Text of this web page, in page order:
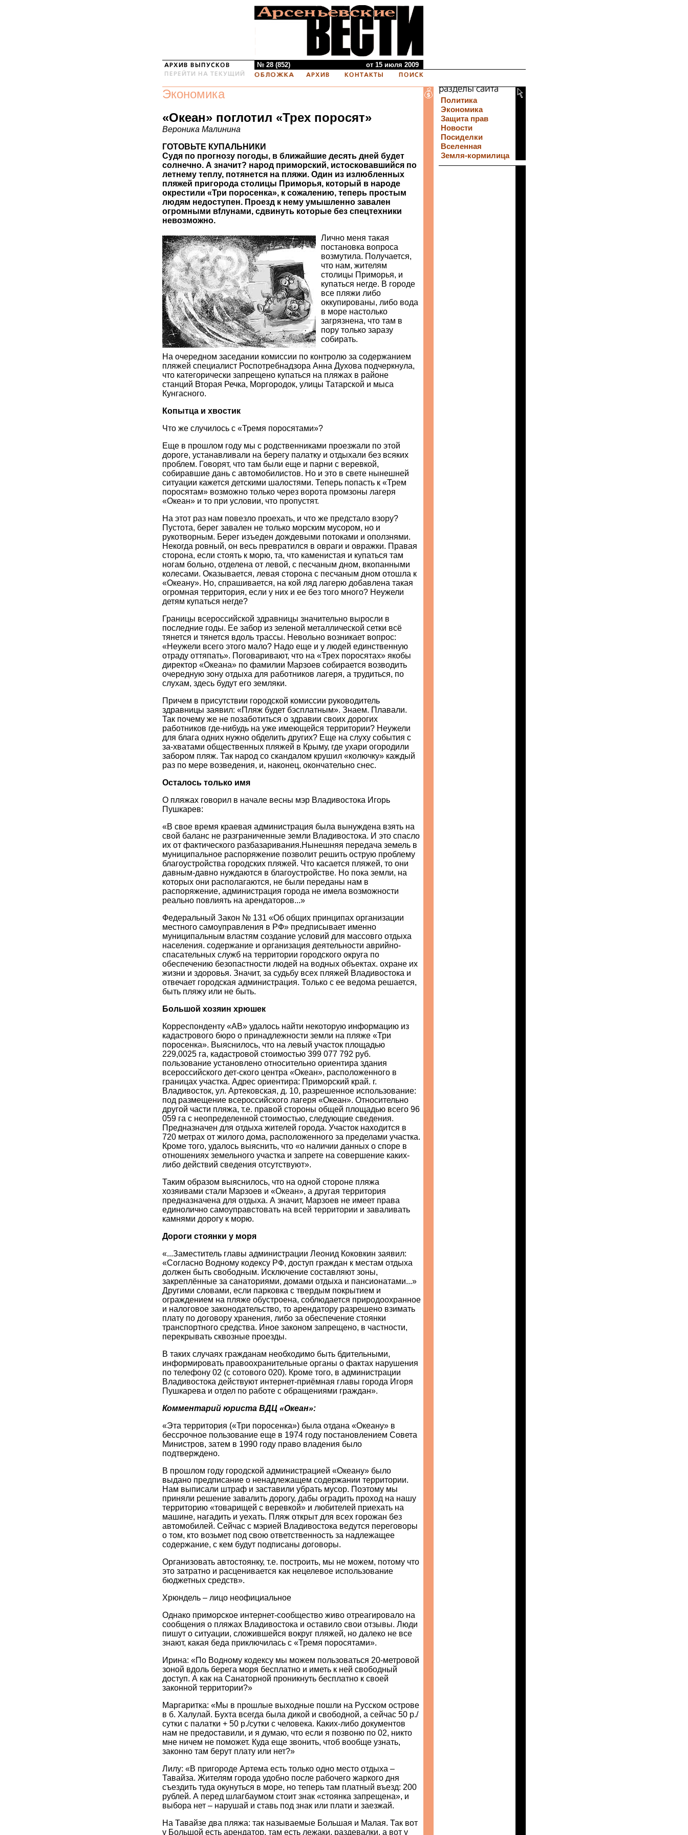
№ 28 (852) от 15 июля 2009
Экономика
«Океан» поглотил «Трех поросят»
Вероника Малинина
ГОТОВЬТЕ КУПАЛЬНИКИ
Судя по прогнозу погоды, в ближайшие десять дней будет
солнечно. А значит? народ приморский, истосковавшийся по
летнему теплу, потянется на пляжи. Один из излюбленных
пляжей пригорода столицы Приморья, который в народе
окрестили «Три поросенка», к сожалению, теперь простым
людям недоступен. Проезд к нему умышленно завален
огромными вfлунами, сдвинуть которые без спецтехники
невозможно.
Лично меня такая
постановка вопроса
возмутила. Получается,
что нам, жителям
столицы Приморья, и
купаться негде. В городе
все пляжи либо
оккупированы, либо вода
в море настолько
загрязнена, что там в
пору только заразу
собирать.
На очередном заседании комиссии по контролю за содержанием
пляжей специалист Роспотребнадзора Анна Духова подчеркнула,
что категорически запрещено купаться на пляжах в районе
станций Вторая Речка, Моргородок, улицы Татарской и мыса
Кунгасного.
Копытца и хвостик
Что же случилось с «Тремя поросятами»?
Еще в прошлом году мы с родственниками проезжали по этой
дороге, устанавливали на берегу палатку и отдыхали без всяких
проблем. Говорят, что там были еще и парни с веревкой,
собиравшие дань с автомобилистов. Но и это в свете нынешней
ситуации кажется детскими шалостями. Теперь попасть к «Трем
поросятам» возможно только через ворота промзоны лагеря
«Океан» и то при условии, что пропустят.
На этот раз нам повезло проехать, и что же предстало взору?
Пустота, берег завален не только морским мусором, но и
рукотворным. Берег изъеден дождевыми потоками и оползнями.
Некогда ровный, он весь превратился в овраги и овражки. Правая
сторона, если стоять к морю, та, что каменистая и купаться там
ногам больно, отделена от левой, с песчаным дном, вкопанными
колесами. Оказывается, левая сторона с песчаным дном отошла к
«Океану». Но, спрашивается, на кой ляд лагерю добавлена такая
огромная территория, если у них и ее без того много? Неужели
детям купаться негде?
Границы всероссийской здравницы значительно выросли в
последние годы. Ее забор из зеленой металлической сетки всё
тянется и тянется вдоль трассы. Невольно возникает вопрос:
«Неужели всего этого мало? Надо еще и у людей единственную
отраду оттяпать». Поговаривают, что на «Трех поросятах» якобы
директор «Океана» по фамилии Марзоев собирается возводить
очередную зону отдыха для работников лагеря, а трудиться, по
слухам, здесь будут его земляки.
Причем в присутствии городской комиссии руководитель
здравницы заявил: «Пляж будет бэсплатным». Знаем. Плавали.
Так почему же не позаботиться о здравии своих дорогих
работников где-нибудь на уже имеющейся территории? Неужели
для блага одних нужно обделить других? Еще на слуху события с
за-хватами общественных пляжей в Крыму, где ухари огородили
забором пляж. Так народ со скандалом крушил «колючку» каждый
раз по мере возведения, и, наконец, окончательно снес.
Осталось только имя
О пляжах говорил в начале весны мэр Владивостока Игорь
Пушкарев:
«В свое время краевая администрация была вынуждена взять на
свой баланс не разграниченные земли Владивостока. И это спасло
их от фактического разбазаривания.Нынешняя передача земель в
муниципальное распоряжение позволит решить острую проблему
благоустройства городских пляжей. Что касается пляжей, то они
давным-давно нуждаются в благоустройстве. Но пока земли, на
которых они располагаются, не были переданы нам в
распоряжение, администрация города не имела возможности
реально повлиять на арендаторов...»
Федеральный Закон № 131 «Об общих принципах организации
местного самоуправления в РФ» предписывает именно
муниципальным властям создание условий для массовго отдыха
населения. содержание и организация деятельности аврийно-
спасательных служб на территории городского округа по
обеспечению безопастности людей на водных объектах. охране их
жизни и здоровья. Значит, за судьбу всех пляжей Владивостока и
отвечает городская администрация. Только с ее ведома решается,
быть пляжу или не быть.
Большой хозяин хрюшек
Корреспонденту «АВ» удалось найти некоторую информацию из
кадастрового бюро о принадлежности земли на пляже «Три
поросенка». Выяснилось, что на левый участок площадью
229,0025 га, кадастровой стоимостью 399 077 792 руб.
пользование установлено относительно ориентира здания
всероссийского дет-ского центра «Океан», расположенного в
границах участка. Адрес ориентира: Приморский край. г.
Владивосток, ул. Артековская, д. 10, разрешенное использование:
под размещение всероссийского лагеря «Океан». Относительно
другой части пляжа, т.е. правой стороны общей площадью всего 96
059 га с неопределенной стоимостью, следующие сведения.
Предназначен для отдыха жителей города. Участок находится в
720 метрах от жилого дома, расположенного за пределами участка.
Кроме того, удалось выяснить, что «о наличии данных о споре в
отношениях земельного участка и запрете на совершение каких-
либо действий сведения отсутствуют».
Таким образом выяснилось, что на одной стороне пляжа
хозяивами стали Марзоев и «Океан», а другая территория
предназначена для отдыха. А значит, Марзоев не имеет права
единолично самоуправстовать на всей территории и заваливать
камнями дорогу к морю.
Дороги стоянки у моря
«...Заместитель главы администрации Леонид Коковкин заявил:
«Согласно Водному кодексу РФ, доступ граждан к местам отдыха
должен быть свободным. Исключение составляют зоны,
закреплённые за санаториями, домами отдыха и пансионатами...»
Другими словами, если парковка с твердым покрытием и
ограждением на пляже обустроена, соблюдается природоохранное
и налоговое законодательство, то арендатору разрешено взимать
плату по договору хранения, либо за обеспечение стоянки
транспортного средства. Иное законом запрещено, в частности,
перекрывать сквозные проезды.
В таких случаях гражданам необходимо быть бдительными,
информировать правоохранительные органы о фактах нарушения
по телефону 02 (с сотового 020). Кроме того, в администрации
Владивостока действуют интернет-приёмная главы города Игоря
Пушкарева и отдел по работе с обращениями граждан».
Комментарий юриста ВДЦ «Океан»:
«Эта территория («Три поросенка») была отдана «Океану» в
бессрочное пользование еще в 1974 году постановлением Совета
Министров, затем в 1990 году право владения было
подтверждено.
В прошлом году городской администрацией «Океану» было
выдано предписание о ненадлежащем содержании территории.
Нам выписали штраф и заставили убрать мусор. Поэтому мы
приняли решение завалить дорогу, дабы оградить проход на нашу
территорию «товарищей с веревкой» и любителей приехать на
машине, нагадить и уехать. Пляж открыт для всех горожан без
автомобилей. Сейчас с мэрией Владивостока ведутся переговоры
о том, кто возьмет под свою ответственность за надлежащее
содержание, с кем будут подписаны договоры.
Организовать автостоянку, т.е. построить, мы не можем, потому что
это затратно и расценивается как нецелевое использование
бюджетных средств».
Хрюндель – лицо неофициальное
Однако приморское интернет-сообщество живо отреагировало на
сообщения о пляжах Владивостока и оставило свои отзывы. Люди
пишут о ситуации, сложившейся вокруг пляжей, но далеко не все
знают, какая беда приключилась с «Тремя поросятами».
Ирина: «По Водному кодексу мы можем пользоваться 20-метровой
зоной вдоль берега моря бесплатно и иметь к ней свободный
доступ. А как на Санаторной проникнуть бесплатно к своей
законной территории?»
Маргаритка: «Мы в прошлые выходные пошли на Русском острове
в б. Халулай. Бухта всегда была дикой и свободной, а сейчас 50 р./
сутки с палатки + 50 р./сутки с человека. Каких-либо документов
нам не предоставили, и я думаю, что если я позвоню по 02, никто
мне ничем не поможет. Куда еще звонить, чтоб вообще узнать,
законно там берут плату или нет?»
Лилу: «В пригороде Артема есть только одно место отдыха –
Тавайза. Жителям города удобно после рабочего жаркого дня
съездить туда окунуться в море, но теперь там платный въезд: 200
рублей. А перед шлагбаумом стоит знак «стоянка запрещена», и
выбора нет – нарушай и ставь под знак или плати и заезжай.
На Тавайзе два пляжа: так называемые Большая и Малая. Так вот
у Большой есть арендатор, там есть лежаки, раздевалки, а вот у
Политика
Экономика
Защита прав
Новости
Посиделки
Вселенная
Земля-кормилица